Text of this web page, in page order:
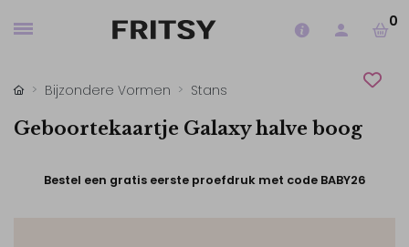
0
Bijzondere Vormen Stans
Geboortekaartje Galaxy halve boog
Bestel een gratis eerste proefdruk met code BABY26